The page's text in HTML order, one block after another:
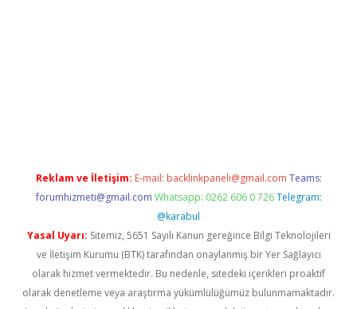
Reklam ve İletişim: E-mail: backlinkpaneli@gmail.com Teams:
forumhizmeti@gmail.com Whatsapp: 0262 606 0 726 Telegram:
@karabul
Yasal Uyarı: Sitemiz, 5651 Sayılı Kanun gereğince Bilgi Teknolojileri
ve İletişim Kurumu (BTK) tarafından onaylanmış bir Yer Sağlayıcı
olarak hizmet vermektedir. Bu nedenle, sitedeki içerikleri proaktif
olarak denetleme veya araştırma yükümlülüğümüz bulunmamaktadır.